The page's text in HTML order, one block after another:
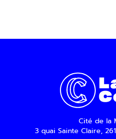
Cité de la
3 quai Sainte Claire,